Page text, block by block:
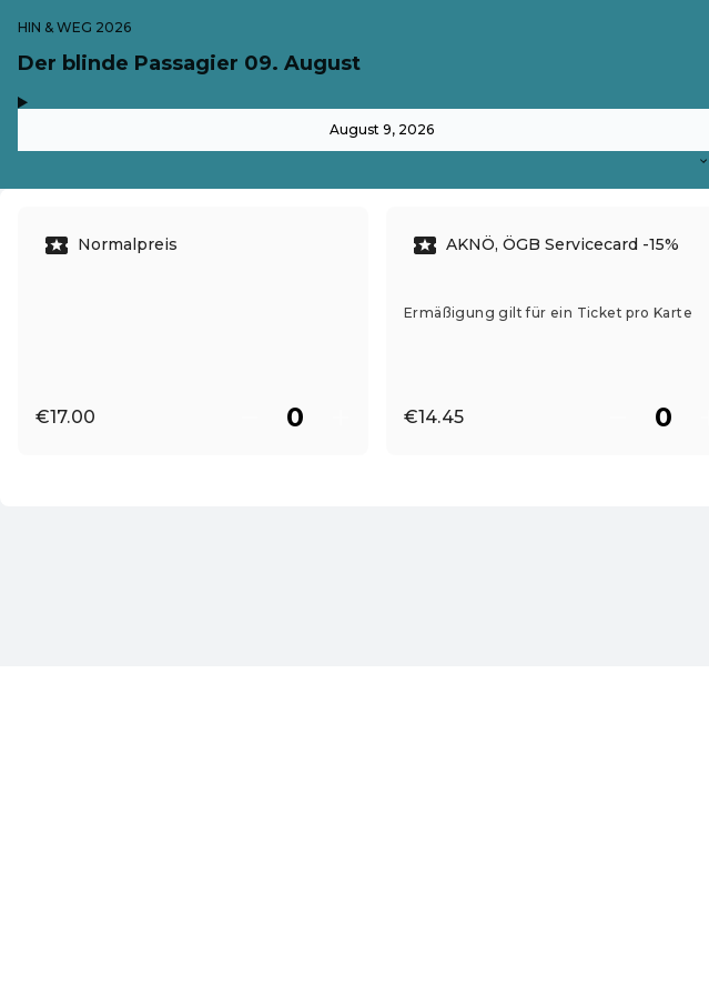
HIN & WEG 2026
Der blinde Passagier 09. August
August 9, 2026
Normalpreis
€17.00
AKNÖ, ÖGB Servicecard -15%
Ermäßigung gilt für ein Ticket pro Karte
€14.45